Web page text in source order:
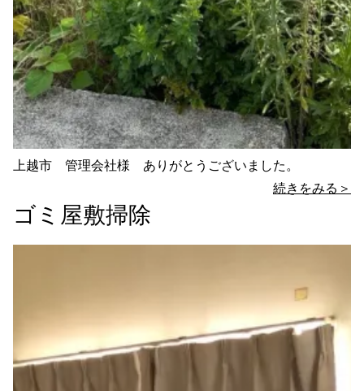
上越市 管理会社様 ありがとうございました。
続きをみる＞
ゴミ屋敷掃除